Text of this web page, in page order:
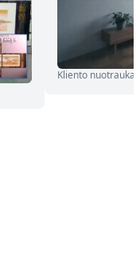
Kliento nuotrauka